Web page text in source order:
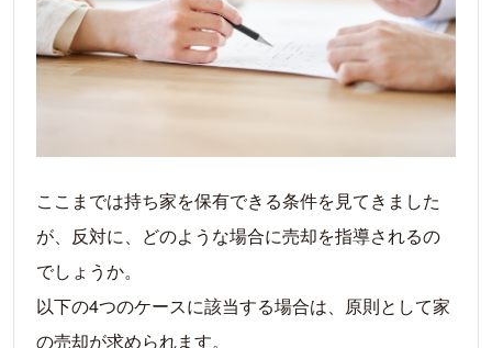
ここまでは持ち家を保有できる条件を見てきました
が、反対に、どのような場合に売却を指導されるの
でしょうか。
以下の4つのケースに該当する場合は、原則として家
の売却が求められます。